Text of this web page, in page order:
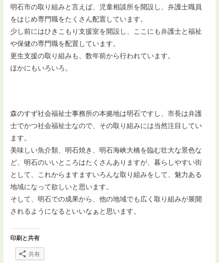
明石市の取り組みと言えば、児童相談所を開設し、弁護士職員
をはじめ専門職をたくさん配置しています。
少し前にはひきこもり支援室を開設し、ここにも弁護士と福祉
や保健の専門職を配置しています。
更生支援の取り組みも、数年前から行われています。
ほかにもいろいろ。
森のすず社会福祉士事務所の本拠地は明石ですし、市長は弁護
士でかつ社会福祉士なので、その取り組みには当然注目してい
ます。
美味しい魚介類、明石焼き、明石海峡大橋を臨む壮大な景色な
ど、明石のいいところはたくさんありますが、暮らしやすい街
として、これからますますいろんな取り組みをして、魅力ある
地域になって欲しいと思います。
そして、明石での成果から、他の地域でも広く取り組みが展開
されるようになるといいなぁと思います。
印刷と共有
共有